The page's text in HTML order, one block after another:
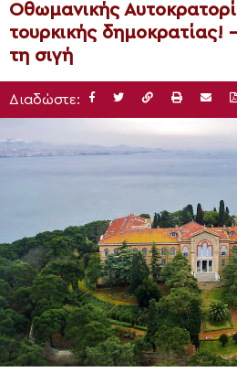
Οθωμανικής
τουρκικής δημοκρατίας!
τη σιγή
Διαδώστε: